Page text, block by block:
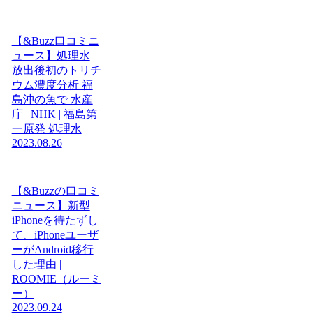
【&Buzz口コミニ
ュース】処理水
放出後初のトリチ
ウム濃度分析 福
島沖の魚で 水産
庁 | NHK | 福島第
一原発 処理水
2023.08.26
【&Buzzの口コミ
ニュース】新型
iPhoneを待たずし
て、iPhoneユーザ
ーがAndroid移行
した理由 |
ROOMIE（ルーミ
ー）
2023.09.24